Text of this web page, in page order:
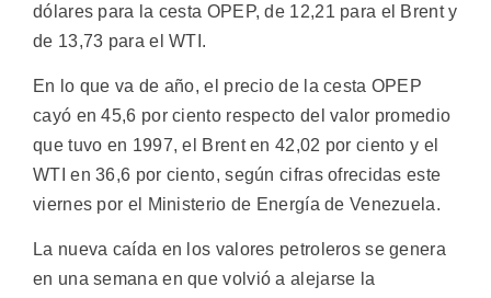
dólares para la cesta OPEP, de 12,21 para el Brent y
de 13,73 para el WTI.
En lo que va de año, el precio de la cesta OPEP
cayó en 45,6 por ciento respecto del valor promedio
que tuvo en 1997, el Brent en 42,02 por ciento y el
WTI en 36,6 por ciento, según cifras ofrecidas este
viernes por el Ministerio de Energía de Venezuela.
La nueva caída en los valores petroleros se genera
en una semana en que volvió a alejarse la